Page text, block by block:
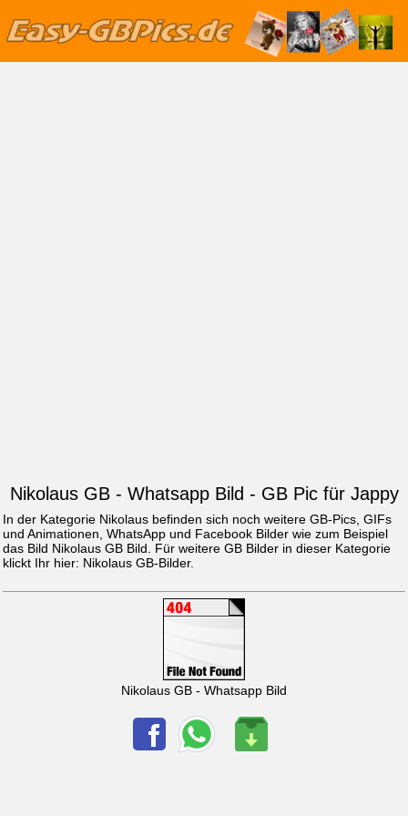
Nikolaus GB - Whatsapp Bild - GB Pic für Jappy
In der Kategorie Nikolaus befinden sich noch weitere GB-Pics, GIFs
und Animationen, WhatsApp und Facebook Bilder wie zum Beispiel
das Bild Nikolaus GB Bild. Für weitere GB Bilder in dieser Kategorie
klickt Ihr hier: Nikolaus GB-Bilder.
Nikolaus GB - Whatsapp Bild